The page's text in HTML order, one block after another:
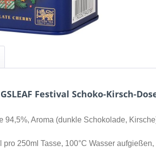
Festival Schoko-Kirsch-
94,5%, Aroma (dunkle Schokolade,
pro 250ml Tasse, 100°C Wasser